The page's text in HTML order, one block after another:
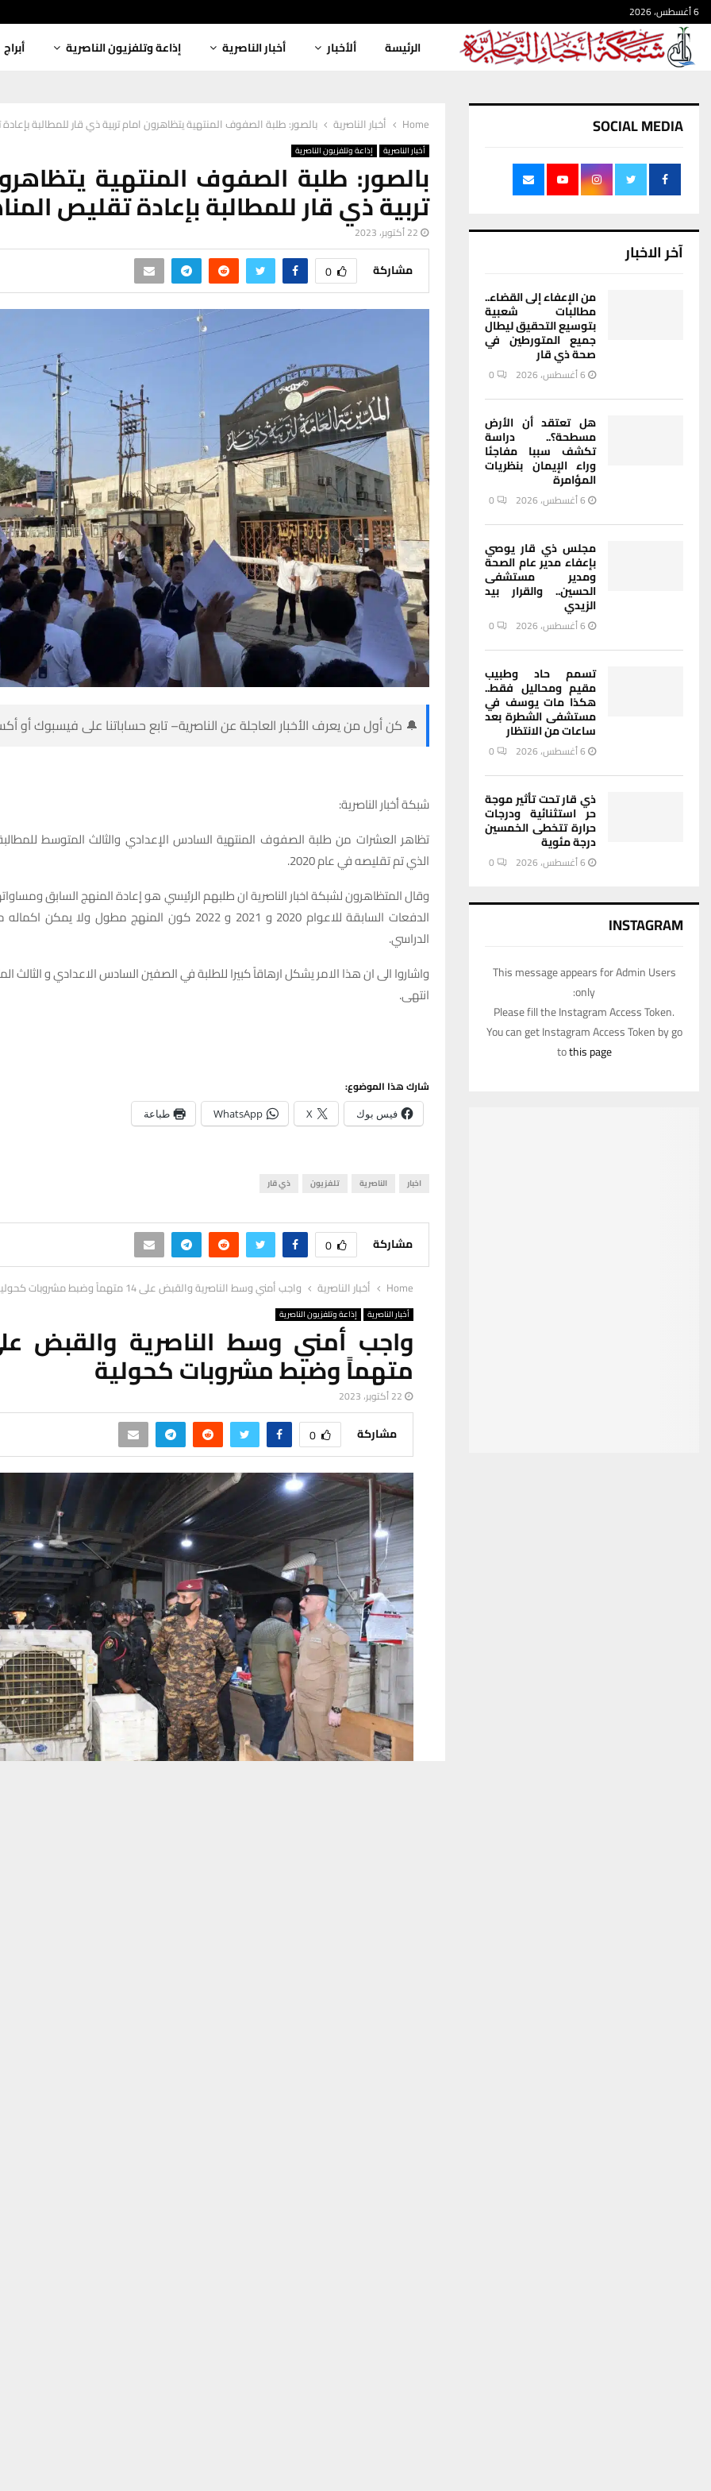
6 أغسطس، 2026
الرئيسة ألأخبار أخبار الناصرية إذاعة وتلفزيون الناصرية أبراج
Home أخبار الناصرية بالصور: طلبة الصفوف المنتهية يتظاهرون امام تربية ذي قار للمطالبة
أخبار الناصرية إذاعة وتلفزيون الناصرية
بالصور: طلبة الصفوف المنتهية
تربية ذي قار للمطالبة بإعادة تقليص
22 أكتوبر، 2023
مشاركة 0
🔔 كن أول من يعرف الأخبار العاجلة عن الناصرية– تابع حساباتنا على فيسبوك أو
شبكة أخبار الناصرية:
تظاهر العشرات من طلبة الصفوف المنتهية السادس الإعدادي والثالث المتوسط
الذي تم تقليصه في عام 2020.
وقال المتظاهرون لشبكة اخبار الناصرية ان طلبهم الرئيسي هو إعادة المنهج السابق
الدفعات السابقة للاعوام 2020 و 2021 و 2022 كون المنهج مطول ولا
الدراسي.
واشاروا الى ان هذا الامر يشكل ارهاقاً كبيرا للطلبة في الصفين السادس الاعدادي و الثالث
انتهى.
شارك هذا الموضوع:
فيس بوك X
WhatsApp طباعة
اخبار الناصرية تلفزيون ذي قار
مشاركة 0
Home أخبار الناصرية واجب أمني وسط الناصرية والقبض على 14 متهماً وضبط مشروبات كحولية
أخبار الناصرية إذاعة وتلفزيون الناصرية
متهماً وضبط مشروبات كحولية
22 أكتوبر، 2023
مشاركة 0
SOCIAL MEDIA
آخر الاخبار
من الإعفاء إلى القضاء..
مطالبات شعبية
بتوسيع التحقيق ليطال
جميع المتورطين في
صحة ذي قار
6 أغسطس، 2026 0
هل تعتقد أن الأرض
مسطحة؟.. دراسة
تكشف سببا مفاجئا
وراء الإيمان بنظريات
المؤامرة
6 أغسطس، 2026 0
مجلس ذي قار يوصي
بإعفاء مدير عام الصحة
ومدير مستشفى
الحسين.. والقرار بيد
الزيدي
6 أغسطس، 2026 0
تسمم حاد وطبيب
مقيم ومحاليل فقط..
هكذا مات يوسف في
مستشفى الشطرة بعد
ساعات من الانتظار
6 أغسطس، 2026 0
ذي قار تحت تأثير موجة
حر استثنائية ودرجات
حرارة تتخطى الخمسين
درجة مئوية
6 أغسطس، 2026 0
INSTAGRAM
This message appears for Admin Users
only:
Please fill the Instagram Access Token.
You can get Instagram Access Token by go
tothis page